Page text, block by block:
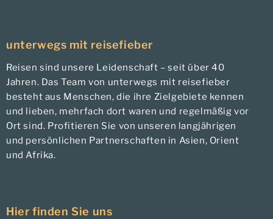
unterwegs mit reisefieber
Reisen sind unsere Leidenschaft – seit über 40
Jahren. Das Team von unterwegs mit reisefieber
besteht aus Menschen, die ihre Zielgebiete kennen
und lieben, mehrfach dort waren und regelmäßig vor
Ort sind. Profitieren Sie von unseren langjährigen
und persönlichen Partnerschaften in Asien, Orient
und Afrika.
Hier finden Sie uns